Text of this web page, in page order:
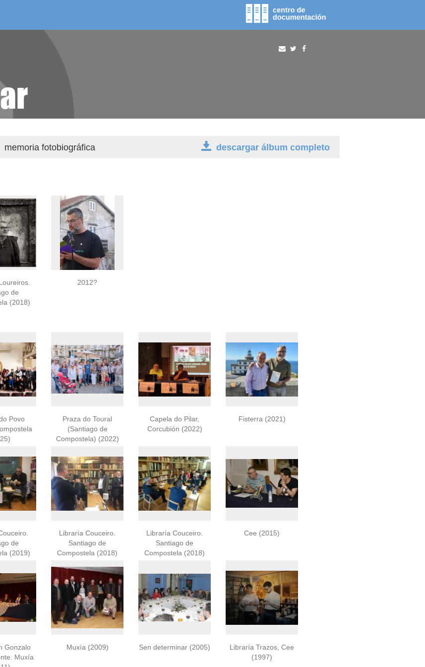
fototeca procura
memoria fotobiográfica descargar álbum completo
de
(2018)
2012?
Povo
Praza do Toural
(Santiago de
Compostela) (2022)
Capela do Pilar,
Corcubión (2022)
Fisterra (2021)
de
Compostela (2019)
Libraría Couceiro.
Santiago de
Compostela (2018)
Libraría Couceiro.
Santiago de
Compostela (2018)
Cee (2015)
Gonzalo
Muxía
Muxía (2009) Sen determinar (2005)
Libraría Trazos, Cee
(1997)